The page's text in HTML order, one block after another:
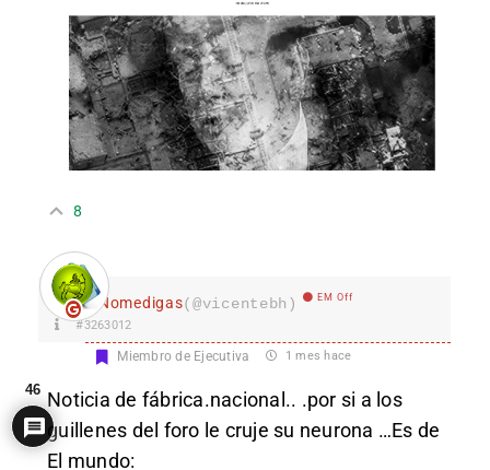
8
Nomedigas(@vicentebh) EM Off
#3263012
Miembro de Ejecutiva 1 mes hace
Noticia de fábrica.nacional.. .por si a los
guillenes del foro le cruje su neurona …Es de
El mundo:
46